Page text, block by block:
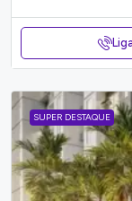
SUPER DESTAQUE